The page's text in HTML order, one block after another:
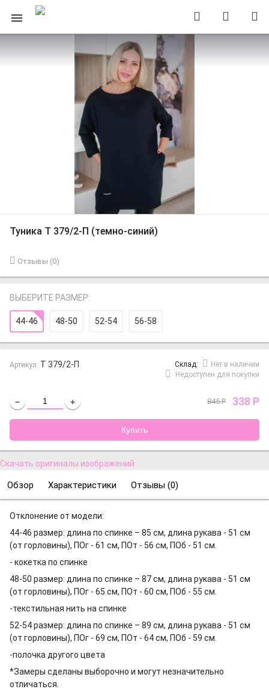
Туника Т 379/2-П (темно-синий)
Отзывы (0)
ВЫБЕРИТЕ РАЗМЕР:
44-46 48-50 52-54 56-58
Артикул: Т 379/2-П Cклад:
Нет в наличии
Недоступен для покупки
− + 845Р 338 Р
Скачать оригиналы изображений
Обзор Характеристики Отзывы (0)
Отклонение от модели:
44-46 размер: длина по спинке – 85 см, длина рукава - 51 см
(от горловины), ПОг - 61 см, ПОт - 56 см, ПОб - 51 см.
- кокетка по спинке
48-50 размер: длина по спинке – 87 см, длина рукава - 51 см
(от горловины), ПОг - 65 см, ПОт - 60 см, ПОб - 55 см.
-текстильная нить на спинке
52-54 размер: длина по спинке – 89 см, длина рукава - 51 см
(от горловины), ПОг - 69 см, ПОт - 64 см, ПОб - 59 см.
-полочка другого цвета
*Замеры сделаны выборочно и могут незначительно
отличаться.